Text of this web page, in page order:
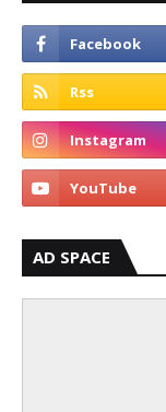
AD SPACE